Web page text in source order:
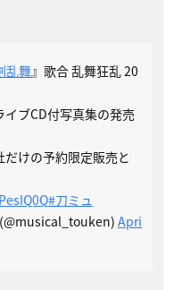
乱舞』歌合 乱舞狂乱 20
ブCD付写真集の発売
けの予約限定販売と
#刀ミュ
Apri